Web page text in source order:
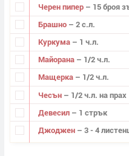
Черен пипер – 15 броя
Брашно – 2 с.л.
Куркума – 1 ч.л.
Майорана – 1/2 ч.л.
Мащерка – 1/2 ч.л.
Чесън – 1/2 ч.л. на прах
Девесил – 1 стрък
Джоджен – 3 - 4